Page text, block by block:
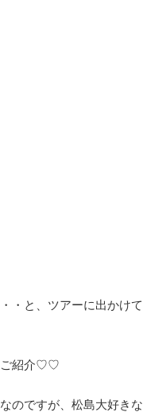
・と、ツアーに出かけて
ご紹介♡♡
のですが、松島大好きな